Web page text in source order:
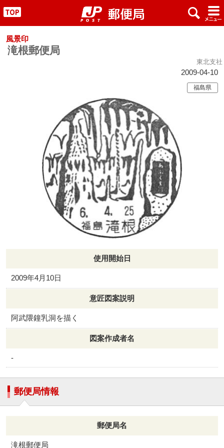
" x #
風景印
滝根郵便局
東北支社
2009-04-10
福島県
使用開始日
2009年4月10日
意匠図案説明
阿武隈鐘乳洞を描く
図案作成者名
-
郵便局情報
郵便局名
滝根郵便局